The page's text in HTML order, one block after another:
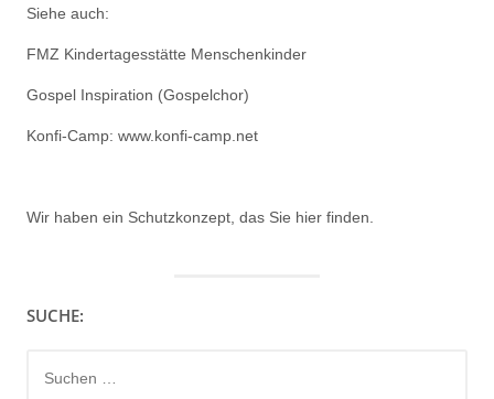
Siehe auch:
FMZ Kindertagesstätte Menschenkinder
Gospel Inspiration (Gospelchor)
Konfi-Camp: www.konfi-camp.net
Wir haben ein Schutzkonzept, das Sie hier finden.
SUCHE:
nach: